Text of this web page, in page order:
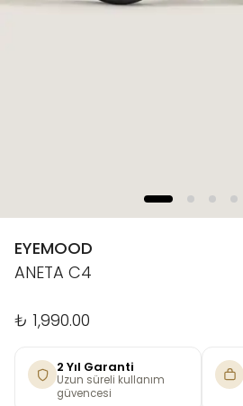
EYEMOOD
ANETA C4
₺ 1,990.00
2 Yıl Garanti
Uzun süreli kullanım
güvencesi